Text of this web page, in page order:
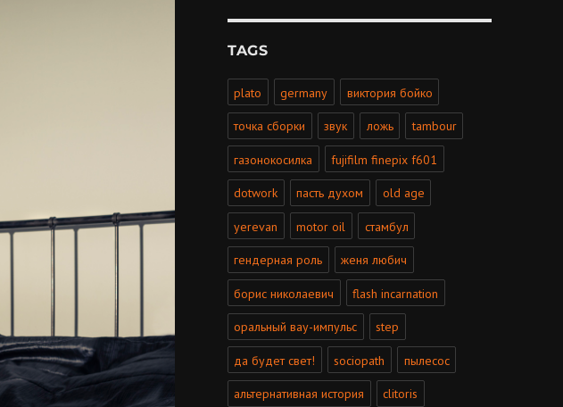
TAGS
plato germany виктория бойко
точка сборки звук ложь tambour
газонокосилка fujifilm finepix f601
dotwork пасть духом old age
yerevan motor oil стамбул
гендерная роль женя любич
борис николаевич flash incarnation
оральный вау-импульс step
да будет свет! sociopath пылесос
альтернативная история clitoris